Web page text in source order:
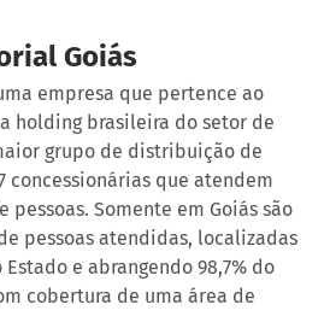
Goiás
empresa que pertence ao
holding brasileira do setor de
grupo de distribuição de
concessionárias que atendem
pessoas. Somente em Goiás são
pessoas atendidas, localizadas
e abrangendo 98,7% do
cobertura de uma área de